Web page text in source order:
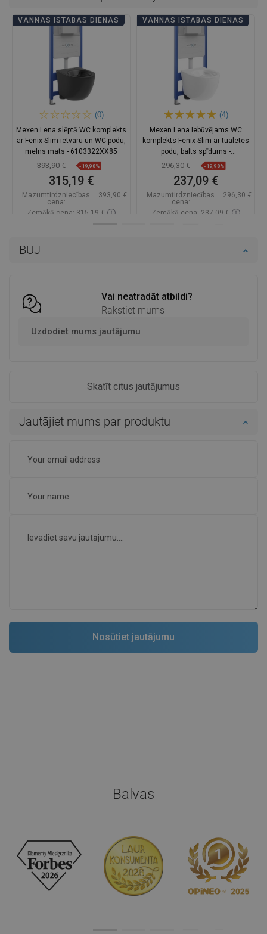
BUJ
Vai neatradāt atbildi?
Rakstiet mums
Uzdodiet mums jautājumu
Skatīt citus jautājumus
Jautājiet mums par produktu
VANNAS ISTABAS DIENAS
(0)
Mexen Lena slēptā WC komplekts
ar Fenix Slim ietvaru un WC podu,
melns mats - 6103322XX85
393,90 € -19,98%
315,19 €
Mazumtirdzniecības
cena:
393,90 €
Zemākā cena: 315,19 €
VANNAS ISTABAS DIENAS
(4)
Mexen Lena Iebūvējams WC
komplekts Fenix Slim ar tualetes
podu, balts spīdums -
6103322XX00
296,30 € -19,98%
237,09 €
Mazumtirdzniecības
cena:
296,30 €
Zemākā cena: 237,09 €
Balvas